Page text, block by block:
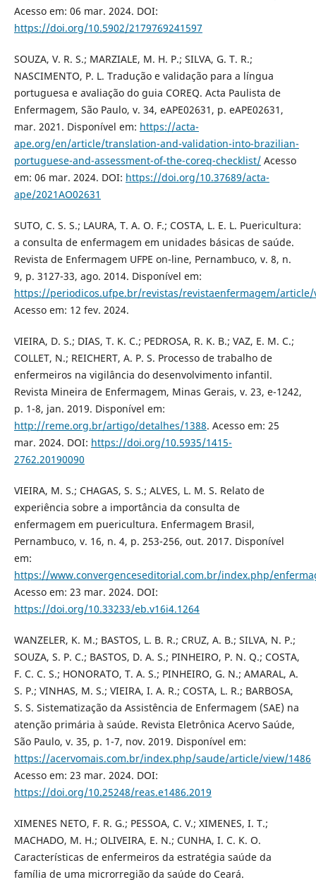
Acesso em: 06 mar. 2024. DOI:
https://doi.org/10.5902/2179769241597
SOUZA, V. R. S.; MARZIALE, M. H. P.; SILVA, G. T. R.;
NASCIMENTO, P. L. Tradução e validação para a língua
portuguesa e avaliação do guia COREQ. Acta Paulista de
Enfermagem, São Paulo, v. 34, eAPE02631, p. eAPE02631,
mar. 2021. Disponível em: https://acta-
ape.org/en/article/translation-and-validation-into-brazilian-
portuguese-and-assessment-of-the-coreq-checklist/Acesso
em: 06 mar. 2024. DOI: https://doi.org/10.37689/acta-
ape/2021AO02631
SUTO, C. S. S.; LAURA, T. A. O. F.; COSTA, L. E. L. Puericultura:
a consulta de enfermagem em unidades básicas de saúde.
Revista de Enfermagem UFPE on-line, Pernambuco, v. 8, n.
9, p. 3127-33, ago. 2014. Disponível em:
https://periodicos.ufpe.br/revistas/revistaenfermagem/article/
Acesso em: 12 fev. 2024.
VIEIRA, D. S.; DIAS, T. K. C.; PEDROSA, R. K. B.; VAZ, E. M. C.;
COLLET, N.; REICHERT, A. P. S. Processo de trabalho de
enfermeiros na vigilância do desenvolvimento infantil.
Revista Mineira de Enfermagem, Minas Gerais, v. 23, e-1242,
p. 1-8, jan. 2019. Disponível em:
http://reme.org.br/artigo/detalhes/1388. Acesso em: 25
mar. 2024. DOI: https://doi.org/10.5935/1415-
2762.20190090
VIEIRA, M. S.; CHAGAS, S. S.; ALVES, L. M. S. Relato de
experiência sobre a importância da consulta de
enfermagem em puericultura. Enfermagem Brasil,
Pernambuco, v. 16, n. 4, p. 253-256, out. 2017. Disponível
em:
https://www.convergenceseditorial.com.br/index.php/
Acesso em: 23 mar. 2024. DOI:
https://doi.org/10.33233/eb.v16i4.1264
WANZELER, K. M.; BASTOS, L. B. R.; CRUZ, A. B.; SILVA, N. P.;
SOUZA, S. P. C.; BASTOS, D. A. S.; PINHEIRO, P. N. Q.; COSTA,
F. C. C. S.; HONORATO, T. A. S.; PINHEIRO, G. N.; AMARAL, A.
S. P.; VINHAS, M. S.; VIEIRA, I. A. R.; COSTA, L. R.; BARBOSA,
S. S. Sistematização da Assistência de Enfermagem (SAE) na
atenção primária à saúde. Revista Eletrônica Acervo Saúde,
São Paulo, v. 35, p. 1-7, nov. 2019. Disponível em:
https://acervomais.com.br/index.php/saude/article/view/1486
Acesso em: 23 mar. 2024. DOI:
https://doi.org/10.25248/reas.e1486.2019
XIMENES NETO, F. R. G.; PESSOA, C. V.; XIMENES, I. T.;
MACHADO, M. H.; OLIVEIRA, E. N.; CUNHA, I. C. K. O.
Características de enfermeiros da estratégia saúde da
família de uma microrregião da saúde do Ceará.